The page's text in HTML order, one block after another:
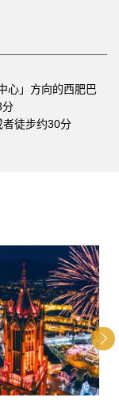
心」方向的西肥巴
分
者徒步约30分